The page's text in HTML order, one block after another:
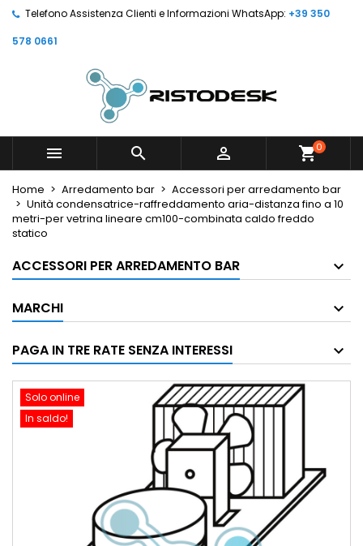
Telefono Assistenza Clienti e Informazioni WhatsApp: +39 350
578 0661
   shopping_cart0
Home Arredamento bar
Accessori per arredamento bar
Unità condensatrice-raffreddamento aria-distanza fino a 10
metri-per vetrina lineare cm100-combinata caldo freddo
statico
ACCESSORI PER ARREDAMENTO BAR
MARCHI
PAGA IN TRE RATE SENZA INTERESSI
Solo online
In saldo!